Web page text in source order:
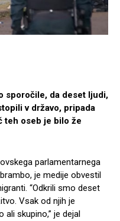
sporočile, da deset ljudi,
v državo, pripada
teh oseb je bilo že
parlamentarnega
je medije obvestil
“Odkrili smo deset
Vsak od njih je
skupino,” je dejal